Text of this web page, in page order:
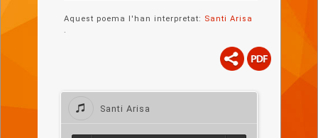
Aquest poema l'han interpretat: Santi Arisa
.
Santi Arisa